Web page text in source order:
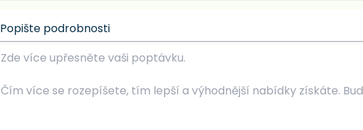
Popište podrobnosti